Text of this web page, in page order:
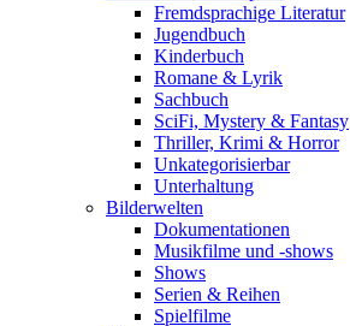
Fremdsprachige Literatur
Jugendbuch
Kinderbuch
Romane & Lyrik
Sachbuch
SciFi, Mystery & Fantasy
Thriller, Krimi & Horror
Unkategorisierbar
Unterhaltung
Bilderwelten
Dokumentationen
Musikfilme und -shows
Shows
Serien & Reihen
Spielfilme